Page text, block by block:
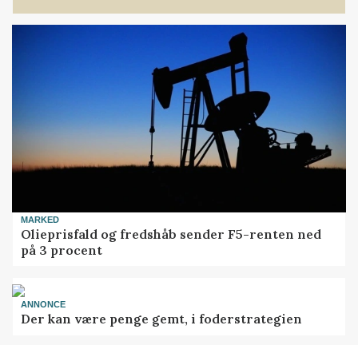
MARKED
Olieprisfald og fredshåb sender F5-renten ned
på 3 procent
ANNONCE
Der kan være penge gemt, i foderstrategien